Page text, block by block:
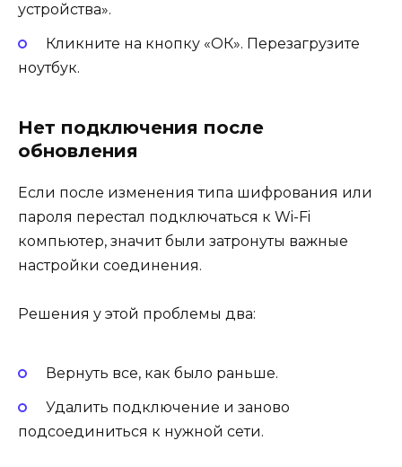
устройства».
Кликните на кнопку «ОК». Перезагрузите
ноутбук.
Нет подключения после
обновления
Если после изменения типа шифрования или
пароля перестал подключаться к Wi-Fi
компьютер, значит были затронуты важные
настройки соединения.
Решения у этой проблемы два:
Вернуть все, как было раньше.
Удалить подключение и заново
подсоединиться к нужной сети.